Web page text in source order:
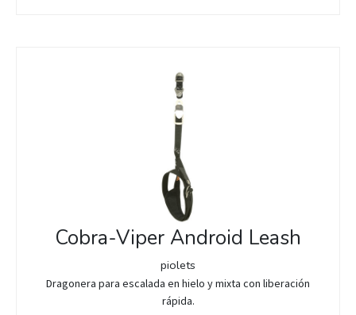
Cobra-Viper Android Leash
piolets
Dragonera para escalada en hielo y mixta con liberación
rápida.